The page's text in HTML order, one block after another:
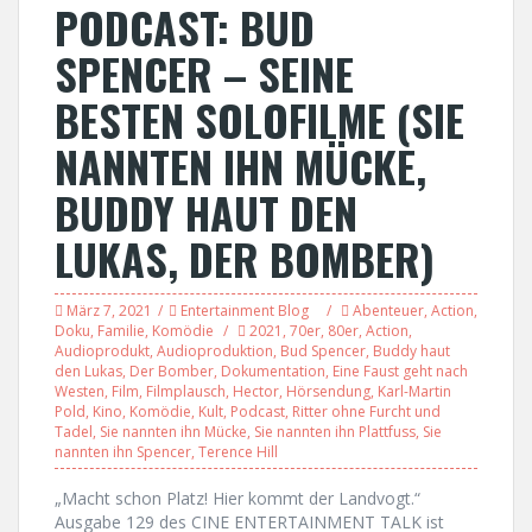
PODCAST: BUD
SPENCER – SEINE
BESTEN SOLOFILME (SIE
NANNTEN IHN MÜCKE,
BUDDY HAUT DEN
LUKAS, DER BOMBER)
März 7, 2021 Entertainment Blog Abenteuer, Action,
Doku, Familie, Komödie 2021 , 70er, 80er, Action,
Audioprodukt, Audioproduktion, Bud Spencer, Buddy haut
den Lukas, Der Bomber, Dokumentation, Eine Faust geht nach
Westen, Film, Filmplausch, Hector, Hörsendung, Karl-Martin
Pold, Kino, Komödie, Kult, Podcast, Ritter ohne Furcht und
Tadel, Sie nannten ihn Mücke, Sie nannten ihn Plattfuss, Sie
nannten ihn Spencer, Terence Hill
„Macht schon Platz! Hier kommt der Landvogt.“
Ausgabe 129 des CINE ENTERTAINMENT TALK ist